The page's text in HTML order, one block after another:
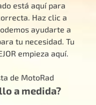
está aquí para
Haz clic a
ayudarte a
tu necesidad. Tu
empieza aquí.
de MotoRad
a medida?